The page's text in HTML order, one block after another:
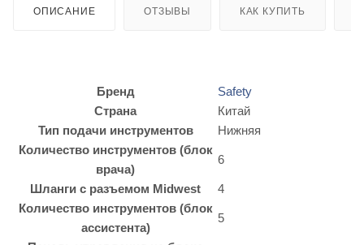
ОПИСАНИЕ ОТЗЫВЫ КАК КУПИТЬ
Бренд
Safety
Страна
Китай
Тип подачи инструментов
Нижняя
Количество инструментов (блок
врача)
6
Шланги с разъемом Midwest
4
Количество инструментов (блок
ассистента)
5